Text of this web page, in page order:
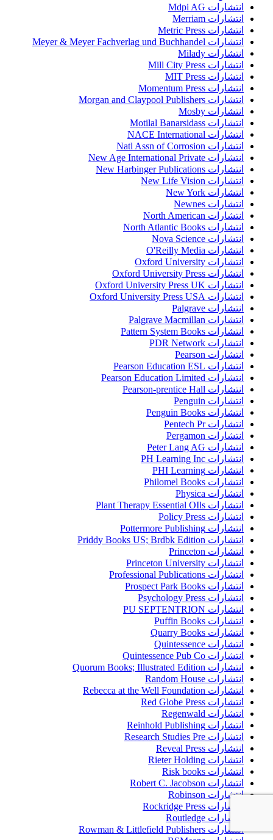
انتشارات Mdpi AG
انتشارات Merriam
انتشارات Metric Press
انتشارات Meyer & Meyer Fachverlag und Buchhandel
انتشارات Milady
انتشارات Mill City Press
انتشارات MIT Press
انتشارات Momentum Press
انتشارات Morgan and Claypool Publishers
انتشارات Mosby
انتشارات Motilal Banarsidass
انتشارات NACE International
انتشارات Natl Assn of Corrosion
انتشارات New Age International Private
انتشارات New Harbinger Publications
انتشارات New Life Vision
انتشارات New York
انتشارات Newnes
انتشارات North American
انتشارات North Atlantic Books
انتشارات Nova Science
انتشارات O'Reilly Media
انتشارات Oxford University
انتشارات Oxford University Press
انتشارات Oxford University Press UK
انتشارات Oxford University Press USA
انتشارات Palgrave
انتشارات Palgrave Macmillan
انتشارات Pattern System Books
انتشارات PDR Network
انتشارات Pearson
انتشارات Pearson Education ESL
انتشارات Pearson Education Limited
انتشارات Pearson-prentice Hall
انتشارات Penguin
انتشارات Penguin Books
انتشارات Pentech Pr
انتشارات Pergamon
انتشارات Peter Lang AG
انتشارات PH Learning Inc
انتشارات PHI Learning
انتشارات Philomel Books
انتشارات Physica
انتشارات Plant Therapy Essential OIls
انتشارات Policy Press
انتشارات Pottermore Publishing
انتشارات Priddy Books US; Brdbk Edition
انتشارات Princeton
انتشارات Princeton University
انتشارات Professional Publications
انتشارات Prospect Park Books
انتشارات Psychology Press
انتشارات PU SEPTENTRION
انتشارات Puffin Books
انتشارات Quarry Books
انتشارات Quintessence
انتشارات Quintessence Pub Co
انتشارات Quorum Books; Illustrated Edition
انتشارات Random House
انتشارات Rebecca at the Well Foundation
انتشارات Red Globe Press
انتشارات Regenwald
انتشارات Reinhold Publishing
انتشارات Research Studies Pre
انتشارات Reveal Press
انتشارات Rieter Holding
انتشارات Risk books
انتشارات Robert C. Jacobson
انتشارات Robinson
انتشارات Rockridge Press
انتشارات Routledge
انتشارات Rowman & Littlefield Publishers